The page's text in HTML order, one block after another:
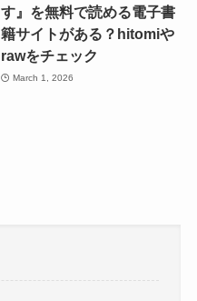
す』を無料で読める電子書
籍サイトがある？hitomiや
rawをチェック
March 1, 2026